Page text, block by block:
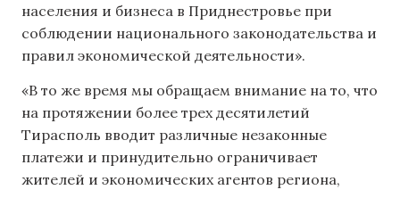
населения и бизнеса в Приднестровье при
соблюдении национального законодательства и
правил экономической деятельности».
«В то же время мы обращаем внимание на то, что
на протяжении более трех десятилетий
Тирасполь вводит различные незаконные
платежи и принудительно ограничивает
жителей и экономических агентов региона,